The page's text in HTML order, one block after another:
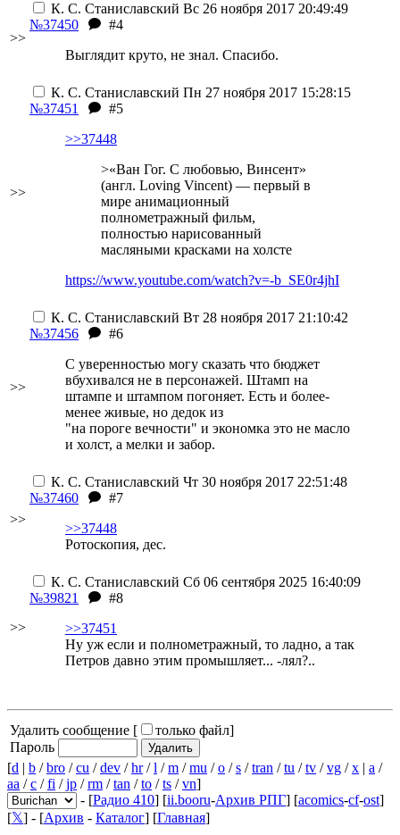
>>
К. С. Станиславский Вс 26 ноября 2017 20:49:49
№37450
#4
Выглядит круто, не знал. Спасибо.
>>
К. С. Станиславский Пн 27 ноября 2017 15:28:15
№37451
#5
>>37448
>«Ван Гог. С любовью, Винсент»
(англ. Loving Vincent) — первый в
мире анимационный
полнометражный фильм,
полностью нарисованный
масляными красками на холсте
https://www.youtube.com/watch?v=-b_SE0r4jhI
>>
К. С. Станиславский Вт 28 ноября 2017 21:10:42
№37456
#6
С уверенностью могу сказать что бюджет
вбухивался не в персонажей. Штамп на
штампе и штампом погоняет. Есть и более-
менее живые, но дедок из
"на пороге вечности" и экономка это не масло
и холст, а мелки и забор.
>>
К. С. Станиславский Чт 30 ноября 2017 22:51:48
№37460
#7
>>37448
Ротоскопия, дес.
>>
К. С. Станиславский Сб 06 сентября 2025 16:40:09
№39821
#8
>>37451
Ну уж если и полнометражный, то ладно, а так
Петров давно этим промышляет... -лял?..
Удалить сообщение [ только файл]
Пароль
[d | b /bro /cu /dev /hr/l /m /mu /o /s /tran /tu /tv /vg /x | a /
aa /c /fi /jp /rm /tan /to /ts /vn]
- [Радио 410] [ii.booru-Архив РПГ] [acomics-cf-ost]
[𝕏] - [Архив - Каталог] [Главная]